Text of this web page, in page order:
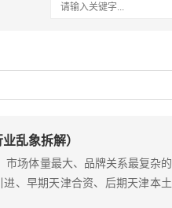
乱象拆解）
市场体量最大、品牌关系最复杂的
、早期天津合资、后期天津本土